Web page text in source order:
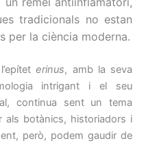
tradicionals no estan
per la ciència moderna.
erinus, amb la seva
intrigant i el seu
continua sent un tema
als botànics, historiadors i
però, podem gaudir de